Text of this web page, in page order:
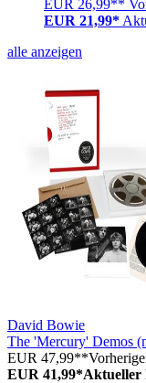
EUR 26,99**
EUR 21,99*
alle anzeigen
David Bowie
The 'Mercury' Demos
EUR 47,99**
EUR 41,99*Aktueller